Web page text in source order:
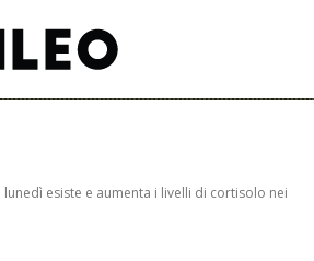
lunedì esiste e aumenta i livelli di cortisolo nei